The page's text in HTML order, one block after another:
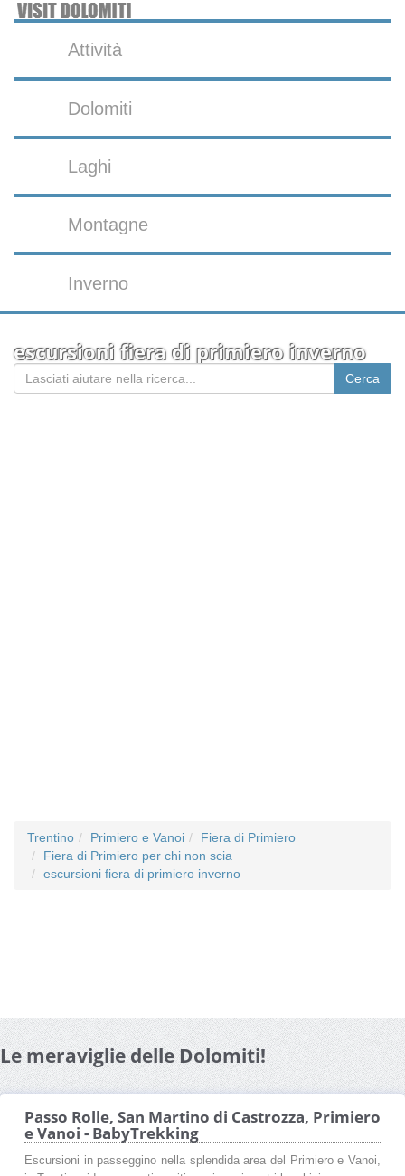
Attività
Dolomiti
Laghi
Montagne
Inverno
escursioni fiera di primiero inverno
Trentino Primiero e Vanoi
Fiera di Primiero
Fiera di Primiero per chi non scia
escursioni fiera di primiero inverno
Le meraviglie delle Dolomiti!
Passo Rolle, San Martino di Castrozza, Primiero
e Vanoi - BabyTrekking
Escursioni in passeggino nella splendida area del Primiero e Vanoi,